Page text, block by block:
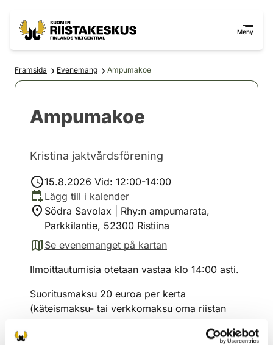
Meny
Framsida Evenemang Ampumakoe
Ampumakoe
Kristina jaktvårdsförening
15.8.2026 Vid: 12:00-14:00
Lägg till i kalender
Södra Savolax | Rhy:n ampumarata,
Parkkilantie, 52300 Ristiina
Se evenemanget på kartan
(avautuu uuteen välilehteen)
Ilmoittautumisia otetaan vastaa klo 14:00 asti.
Suoritusmaksu 20 euroa per kerta
(käteismaksu- tai verkkomaksu oma riistan